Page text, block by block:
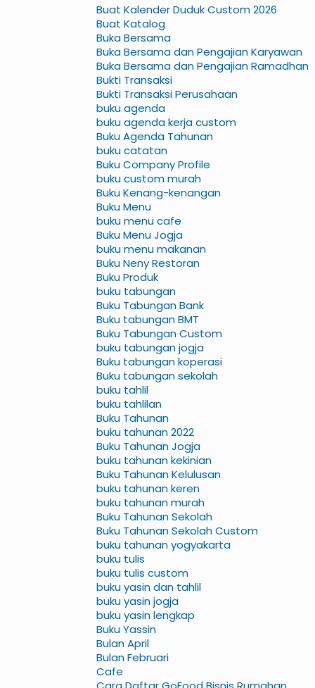
Buat Kalender Duduk Custom 2026
Buat Katalog
Buka Bersama
Buka Bersama dan Pengajian Karyawan
Buka Bersama dan Pengajian Ramadhan
Bukti Transaksi
Bukti Transaksi Perusahaan
buku agenda
buku agenda kerja custom
Buku Agenda Tahunan
buku catatan
Buku Company Profile
buku custom murah
Buku Kenang-kenangan
Buku Menu
buku menu cafe
Buku Menu Jogja
buku menu makanan
Buku Neny Restoran
Buku Produk
buku tabungan
Buku Tabungan Bank
Buku tabungan BMT
Buku Tabungan Custom
buku tabungan jogja
Buku tabungan koperasi
Buku tabungan sekolah
buku tahlil
buku tahlilan
Buku Tahunan
buku tahunan 2022
Buku Tahunan Jogja
buku tahunan kekinian
Buku Tahunan Kelulusan
buku tahunan keren
buku tahunan murah
Buku Tahunan Sekolah
Buku Tahunan Sekolah Custom
buku tahunan yogyakarta
buku tulis
buku tulis custom
buku yasin dan tahlil
buku yasin jogja
buku yasin lengkap
Buku Yassin
Bulan April
Bulan Februari
Cafe